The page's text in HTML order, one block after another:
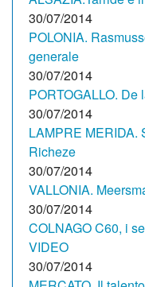
30/07/2014
POLONIA.
generale
30/07/2014
PORTOGALLO. De
30/07/2014
LAMPRE MERIDA.
Richeze
30/07/2014
VALLONIA.
30/07/2014
COLNAGO C60, i
VIDEO
30/07/2014